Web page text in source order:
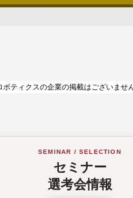
ティクスの企業の掲載はございません
SEMINAR / SELECTION
セミナー
選考会情報